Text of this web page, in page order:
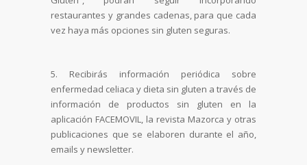
restaurantes y grandes cadenas, para que cada
vez haya más opciones sin gluten seguras.
5. Recibirás información periódica sobre
enfermedad celiaca y dieta sin gluten a través de
información de productos sin gluten en la
aplicación FACEMOVIL, la revista Mazorca y otras
publicaciones que se elaboren durante el año,
emails y newsletter.